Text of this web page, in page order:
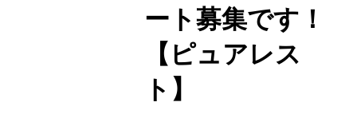
ート募集です！
【ピュアレス
ト】